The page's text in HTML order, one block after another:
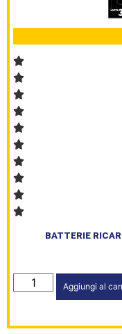
BATTERIE
Aggiungi al